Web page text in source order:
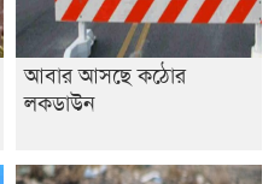
আবার আসছে কঠোর
লকডাউন